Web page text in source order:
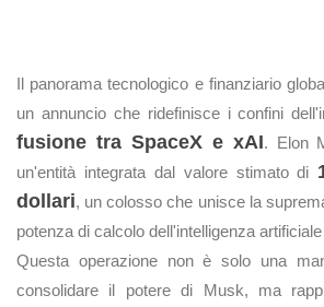
Il panorama tecnologico e finanziario
un annuncio che ridefinisce i confini
fusione tra SpaceX e xAI. Elon
un'entità integrata dal valore stimato di
dollari, un colosso che unisce la
potenza di calcolo dell'intelligenza
Questa operazione non è solo una
consolidare il potere di Musk, ma